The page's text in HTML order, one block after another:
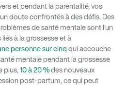
et pendant la parentalité, vos
doute confrontés à des défis. Des
de santé mentale sont l'un
à la grossesse et à
personne sur cinq qui accouche
mentale pendant la grossesse
plus, 10 à 20 %des nouveaux
post-partum, ce qui peut